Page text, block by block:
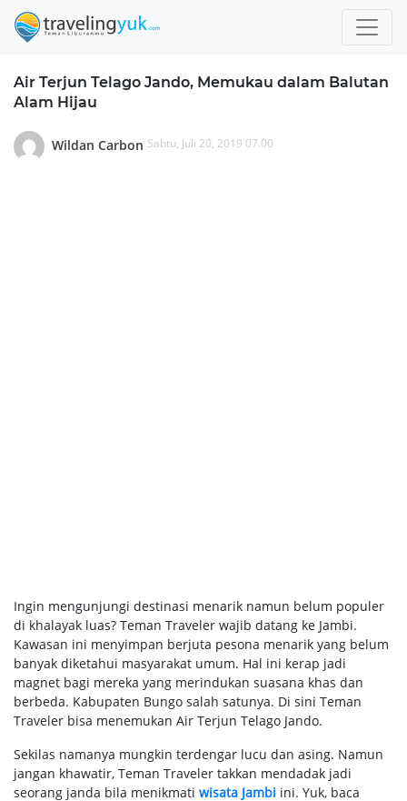
Air Terjun Telago Jando, Memukau dalam Balutan
Alam Hijau
Wildan Carbon Sabtu, Juli 20, 2019 07.00
Ingin mengunjungi destinasi menarik namun belum populer
di khalayak luas? Teman Traveler wajib datang ke Jambi.
Kawasan ini menyimpan berjuta pesona menarik yang belum
banyak diketahui masyarakat umum. Hal ini kerap jadi
magnet bagi mereka yang merindukan suasana khas dan
berbeda. Kabupaten Bungo salah satunya. Di sini Teman
Traveler bisa menemukan Air Terjun Telago Jando.
Sekilas namanya mungkin terdengar lucu dan asing. Namun
jangan khawatir, Teman Traveler takkan mendadak jadi
seorang janda bila menikmati wisata Jambi ini. Yuk, baca